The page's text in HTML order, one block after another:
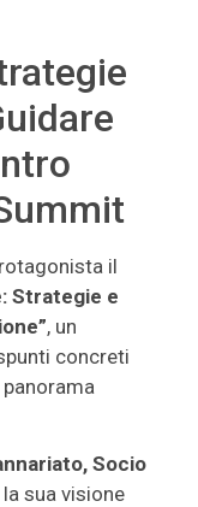
il
Strategie e
, un
concreti
Socio
sua visione